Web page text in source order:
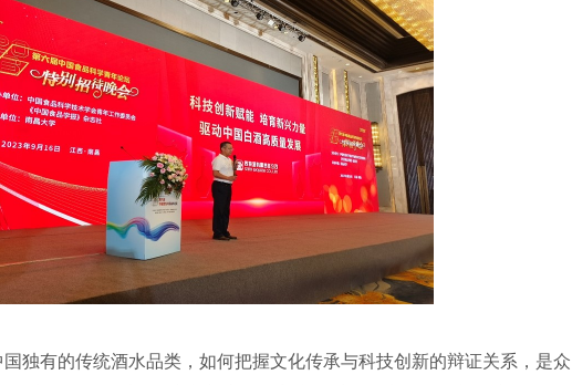
独有的传统酒水品类，如何把握文化传承与科技创新的辩证关系，是众